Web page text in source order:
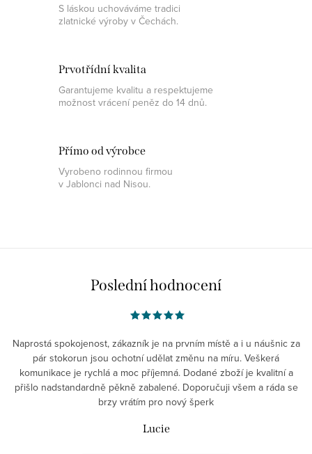
S láskou uchováváme tradici
zlatnické výroby v Čechách.
Prvotřídní kvalita
Garantujeme kvalitu a respektujeme
možnost vrácení peněz do 14 dnů.
Přímo od výrobce
Vyrobeno rodinnou firmou
v Jablonci nad Nisou.
Poslední hodnocení
Naprostá spokojenost, zákazník je na prvním místě a i u náušnic za
pár stokorun jsou ochotní udělat změnu na míru. Veškerá
komunikace je rychlá a moc příjemná. Dodané zboží je kvalitní a
přišlo nadstandardně pěkně zabalené. Doporučuji všem a ráda se
brzy vrátím pro nový šperk
Lucie